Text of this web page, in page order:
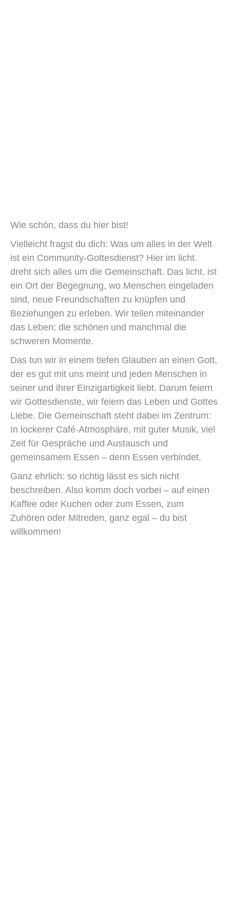
Wie schön, dass du hier bist!
Vielleicht fragst du dich: Was um alles in der Welt
ist ein Community-Gottesdienst? Hier im licht.
dreht sich alles um die Gemeinschaft. Das licht. ist
ein Ort der Begegnung, wo Menschen eingeladen
sind, neue Freundschaften zu knüpfen und
Beziehungen zu erleben. Wir teilen miteinander
das Leben; die schönen und manchmal die
schweren Momente.
Das tun wir in einem tiefen Glauben an einen Gott,
der es gut mit uns meint und jeden Menschen in
seiner und ihrer Einzigartigkeit liebt. Darum feiern
wir Gottesdienste, wir feiern das Leben und Gottes
Liebe. Die Gemeinschaft steht dabei im Zentrum:
In lockerer Café-Atmosphäre, mit guter Musik, viel
Zeit für Gespräche und Austausch und
gemeinsamem Essen – denn Essen verbindet.
Ganz ehrlich: so richtig lässt es sich nicht
beschreiben. Also komm doch vorbei – auf einen
Kaffee oder Kuchen oder zum Essen, zum
Zuhören oder Mitreden, ganz egal – du bist
willkommen!